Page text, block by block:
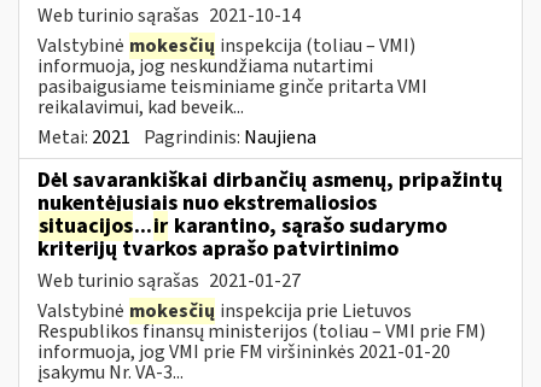
Web turinio sąrašas 2021-10-14
Valstybinė mokesčių inspekcija (toliau – VMI)
informuoja, jog neskundžiama nutartimi
pasibaigusiame teisminiame ginče pritarta VMI
reikalavimui, kad beveik...
Metai: 2021 Pagrindinis: Naujiena
Dėl savarankiškai dirbančių asmenų, pripažintų
nukentėjusiais nuo ekstremaliosios
situacijos...ir karantino, sąrašo sudarymo
kriterijų tvarkos aprašo patvirtinimo
Web turinio sąrašas 2021-01-27
Valstybinė mokesčių inspekcija prie Lietuvos
Respublikos finansų ministerijos (toliau – VMI prie FM)
informuoja, jog VMI prie FM viršininkės 2021-01-20
įsakymu Nr. VA-3...